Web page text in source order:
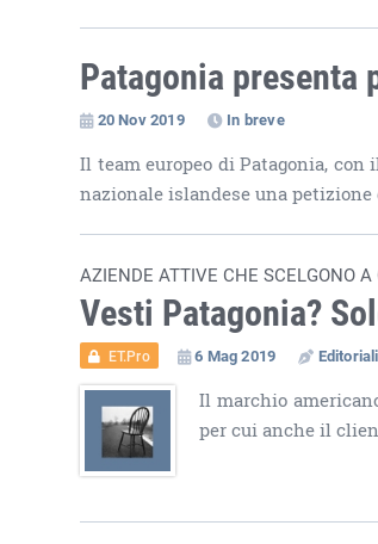
Patagonia presenta
20 Nov 2019 In breve
Il team europeo di Patagonia,
nazionale islandese una
AZIENDE ATTIVE CHE SCELGONO
Vesti Patagonia?
ET.Pro 6 Mag 2019 Editoriali
Il marchio
per cui anche il